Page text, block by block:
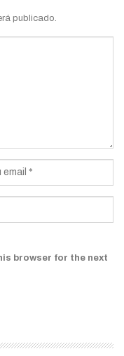
publicado.
browser for the next